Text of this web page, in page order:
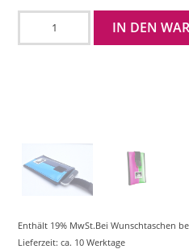
Bootsmann
IN DEN
Enthält 19% MwSt.Bei Wunschtaschen
Lieferzeit: ca. 10 Werktage